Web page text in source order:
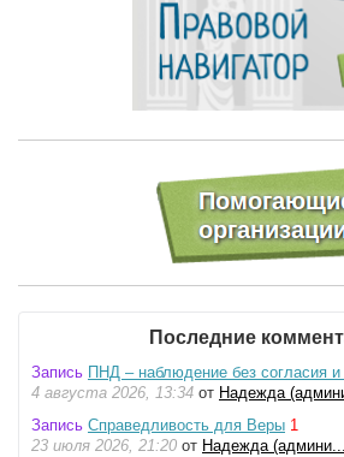
Последние
Запись ПНД – наблюдение без согласия
4 августа 2026, 13:34 от Надежда
Запись Справедливость для Веры 1
23 июля 2026, 21:20 от Надежда (админи...